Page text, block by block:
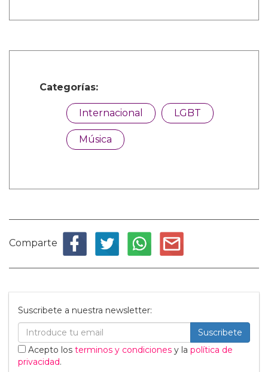
Categorías:
Internacional LGBT
Música
Comparte
Suscribete a nuestra newsletter:
Suscribete
Acepto los terminos y condiciones y la política de
privacidad.